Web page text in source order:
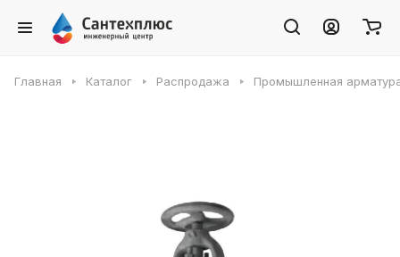
Главная Каталог Распродажа Промышленная